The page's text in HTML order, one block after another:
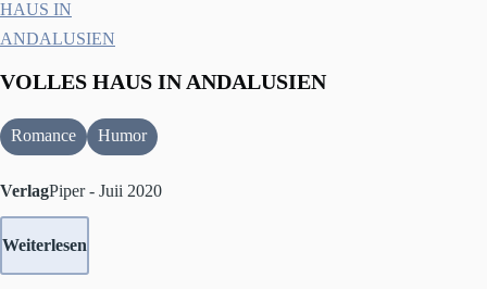
VOLLES HAUS IN ANDALUSIEN
Romance Humor
VerlagPiper - Juii 2020
Weiterlesen